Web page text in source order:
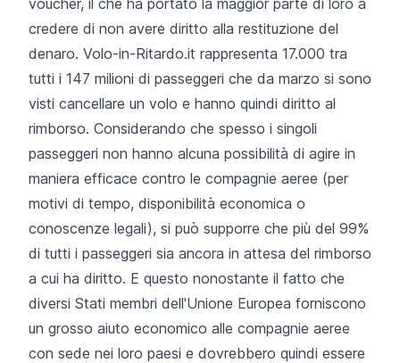
credere di non avere diritto alla restituzione del
denaro. Volo-in-Ritardo.it rappresenta 17.000 tra
tutti i 147 milioni di passeggeri che da marzo si sono
visti cancellare un volo e hanno quindi diritto al
rimborso. Considerando che spesso i singoli
passeggeri non hanno alcuna possibilità di agire in
maniera efficace contro le compagnie aeree (per
motivi di tempo, disponibilità economica o
conoscenze legali), si può supporre che più del 99%
di tutti i passeggeri sia ancora in attesa del rimborso
a cui ha diritto. E questo nonostante il fatto che
diversi Stati membri dell'Unione Europea forniscono
un grosso aiuto economico alle compagnie aeree
con sede nei loro paesi e dovrebbero quindi essere